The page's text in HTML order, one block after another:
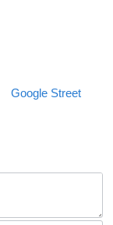
Google Street